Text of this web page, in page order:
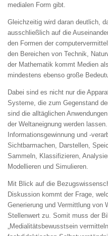
medialen Form gibt.
Gleichzeitig wird daran deutlich,
ausschließlich auf die
den Formen der
den Bereichen von Technik,
der Mathematik kommt Medien
mindestens ebenso große
Dabei sind es nicht nur die
Systeme, die zum Gegenstand
sind die alltäglichen
der Weltaneignung werden
Informationsgewinnung und -
Sichtbarmachen, Darstellen,
Sammeln, Klassifizieren,
Modellieren und Simulieren.
Mit Blick auf die
Diskussion kommt der Frage,
Generierung und Vermittlung von
Stellenwert zu. Somit muss der
„Medialitätsbewusstsein